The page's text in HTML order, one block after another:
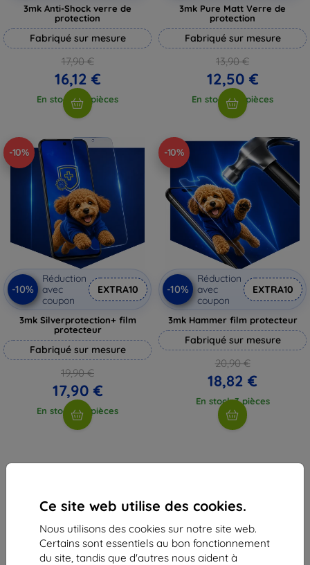
Ce site web utilise des cookies.
Nous utilisons des cookies sur notre site web.
Certains sont essentiels au bon fonctionnement
du site, tandis que d'autres nous aident à
3mk Anti-Shock verre de
protection
Fabriqué sur mesure
17,90 €
16,12 €
En stock > 5 pièces
3mk Pure Matt Verre de
protection
Fabriqué sur mesure
13,90 €
12,50 €
En stock > 5 pièces
-10%
-10%
Réduction
avec
coupon
EXTRA10
3mk Silverprotection+ film
protecteur
Fabriqué sur mesure
19,90 €
17,90 €
En stock > 5 pièces
-10%
-10%
Réduction
avec
coupon
EXTRA10
3mk Hammer film protecteur
Fabriqué sur mesure
20,90 €
18,82 €
En stock 3 pièces